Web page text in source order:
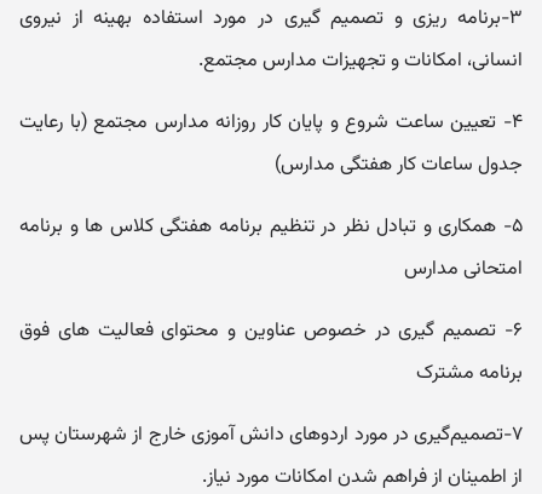
۳-برنامه ریزی و تصمیم گیری در مورد استفاده بهینه از نیروی
انسانی، امکانات و تجهیزات مدارس مجتمع.
۴- تعیین ساعت شروع و پایان کار روزانه مدارس مجتمع (با رعایت
جدول ساعات کار هفتگی مدارس)
۵- همکاری و تبادل نظر در تنظیم برنامه هفتگی کلاس ها و برنامه
امتحانی مدارس
۶- تصمیم گیری در خصوص عناوین و محتوای فعالیت های فوق
برنامه مشترک
۷-تصمیم‌‌گیری در مورد اردوهای دانش آموزی خارج از شهرستان پس
از اطمینان از فراهم شدن امکانات مورد نیاز.